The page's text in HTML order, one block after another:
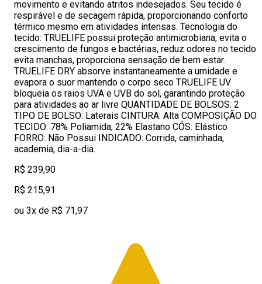
movimento e evitando atritos indesejados. Seu tecido é
respirável e de secagem rápida, proporcionando conforto
térmico mesmo em atividades intensas. Tecnologia do
tecido: TRUELIFE possui proteção antimicrobiana, evita o
crescimento de fungos e bactérias, reduz odores no tecido
evita manchas, proporciona sensação de bem estar.
TRUELIFE DRY absorve instantaneamente a umidade e
evapora o suor mantendo o corpo seco TRUELIFE UV
bloqueia os raios UVA e UVB do sol, garantindo proteção
para atividades ao ar livre QUANTIDADE DE BOLSOS: 2
TIPO DE BOLSO: Laterais CINTURA: Alta COMPOSIÇÃO DO
TECIDO: 78% Poliamida, 22% Elastano CÓS: Elástico
FORRO: Não Possui INDICADO: Corrida, caminhada,
academia, dia-a-dia.
R$ 239,90
R$ 215,91
ou 3x de R$ 71,97